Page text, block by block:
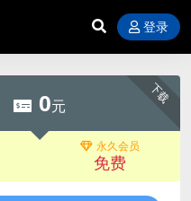
登录
下载
0元
永久会员
免费